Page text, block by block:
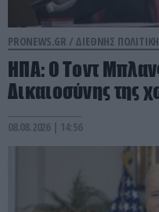
PRONEWS.GR / ΔΙΕΘΝΗΣ ΠΟΛΙΤΙΚΗ
ΗΠΑ: Ο Τοντ
Δικαιοσύνης της
08.08.2026 | 14:56